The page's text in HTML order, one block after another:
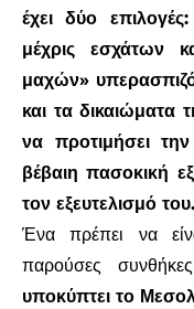
έχει δύο
μέχρις εσχάτων
μαχών»
και τα δικαιώματα
να προτιμήσει
βέβαιη πασοκική
τον εξευτελισμό του.
Ένα πρέπει να
παρούσες
υποκύπτει το